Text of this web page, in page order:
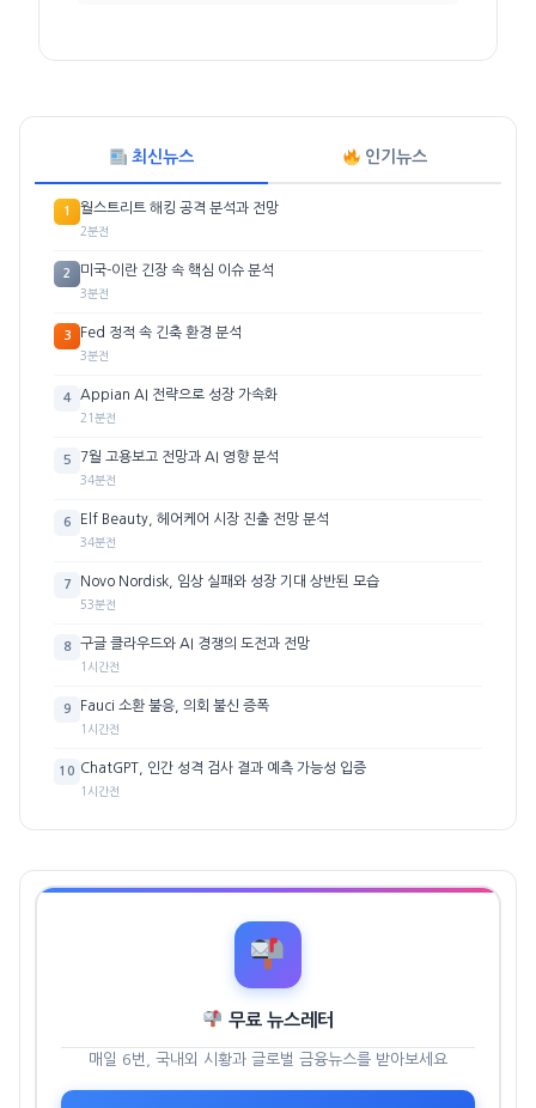
최신뉴스 인기뉴스
1 월스트리트 해킹 공격 분석과 전망
2분전
2 미국-이란 긴장 속 핵심 이슈 분석
3분전
3 Fed 정적 속 긴축 환경 분석
3분전
4 Appian AI 전략으로 성장 가속화
21분전
5 7월 고용보고 전망과 AI 영향 분석
34분전
6 Elf Beauty, 헤어케어 시장 진출 전망 분석
34분전
7 Novo Nordisk, 임상 실패와 성장 기대 상반된 모습
53분전
8 구글 클라우드와 AI 경쟁의 도전과 전망
1시간전
9 Fauci 소환 불응, 의회 불신 증폭
1시간전
10 ChatGPT, 인간 성격 검사 결과 예측 가능성 입증
1시간전
무료 뉴스레터
매일 6번, 국내외 시황과 글로벌 금융뉴스를 받아보세요